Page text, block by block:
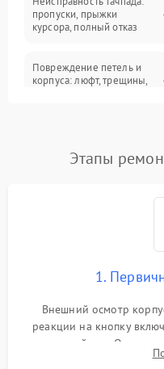
Сеть и интернет
пропуски, прыжки
курсора, полный отказ
Повреждение петель и
корпуса: люфт, трещины,
невозможность зарядки,
Перегрев из‑за пыли,
неисправности кулера
Выход из строя SSD или
HDD: медленная загрузка,
Этапы
1.
Внешний осмотр
реакции на кнопку
устройства. Оценка
лабораторного блока